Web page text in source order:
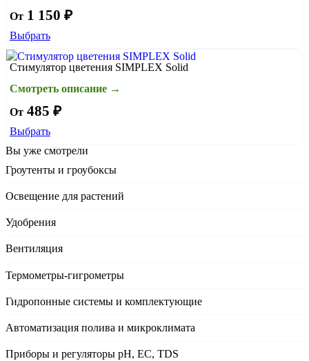
От1 150 ₽
Выбрать
Стимулятор цветения SIMPLEX Solid
Смотреть описание →
От485 ₽
Выбрать
Вы уже смотрели
Гроутенты и гроубоксы
Освещение для растений
Удобрения
Вентиляция
Термометры-гигрометры
Гидропонные системы и комплектующие
Автоматизация полива и микроклимата
Приборы и регуляторы рН, EC, TDS